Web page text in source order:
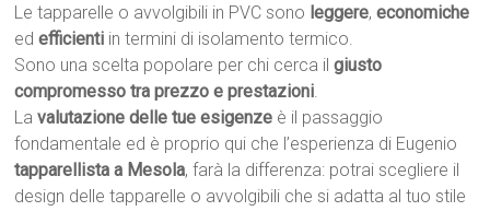
Le tapparelle o avvolgibili in PVC sono leggere,economiche
edefficienti in termini di isolamento termico.
Sono una scelta popolare per chi cerca ilgiusto
compromesso tra prezzo e prestazioni.
Lavalutazione delle tue esigenze è il passaggio
fondamentale ed è proprio qui che l’esperienza di Eugenio
tapparellista a Mesola, farà la differenza: potrai scegliere il
design delle tapparelle o avvolgibili che si adatta al tuo stile